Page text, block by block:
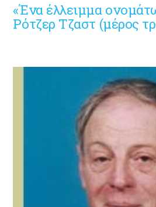
«Ένα έλλειμμα
Ρότζερ Τζαστ (μέρος